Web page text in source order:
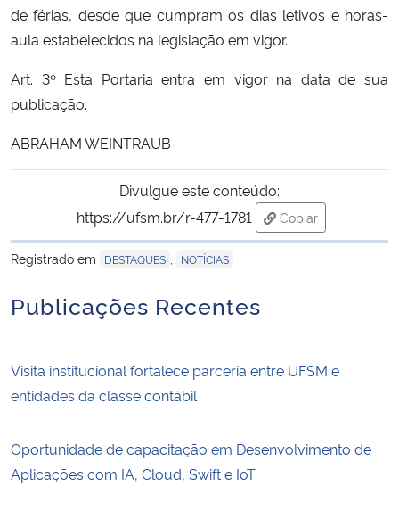
de férias, desde que cumpram os dias letivos e horas-
aula estabelecidos na legislação em vigor.
Art. 3º Esta Portaria entra em vigor na data de sua
publicação.
ABRAHAM WEINTRAUB
Divulgue este conteúdo:
https://ufsm.br/r-477-1781
Copiar
para área de
Registrado em
DESTAQUES NOTÍCIAS
Publicações Recentes
Visita institucional fortalece parceria entre UFSM e
entidades da classe contábil
Oportunidade de capacitação em Desenvolvimento de
Aplicações com IA, Cloud, Swift e IoT